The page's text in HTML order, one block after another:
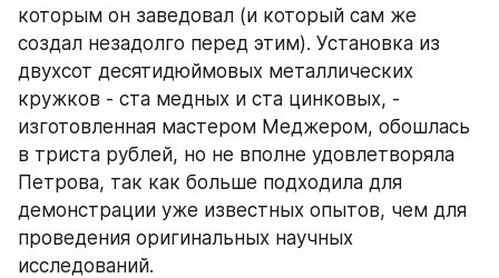
которым он заведовал (и который сам же
создал незадолго перед этим). Установка из
двухсот десятидюймовых металлических
кружков - ста медных и ста цинковых, -
изготовленная мастером Меджером, обошлась
в триста рублей, но не вполне удовлетворяла
Петрова, так как больше подходила для
демонстрации уже известных опытов, чем для
проведения оригинальных научных
исследований.